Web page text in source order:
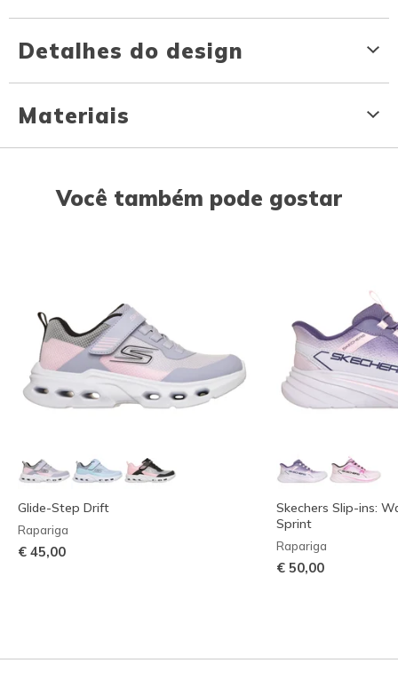
Detalhes do design
Materiais
Você também pode gostar
Glide-Step Drift
Rapariga
€ 45,00
Skechers Slip-ins:
Sprint
Rapariga
€ 50,00